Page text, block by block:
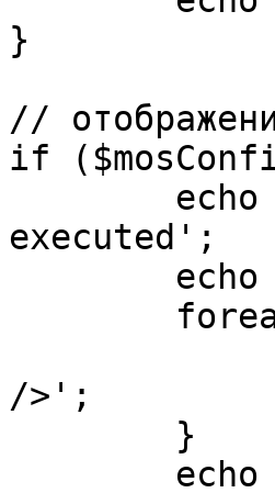
}
//
if
executed';
/>';